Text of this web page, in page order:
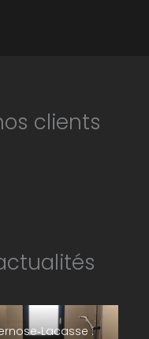
clients
: